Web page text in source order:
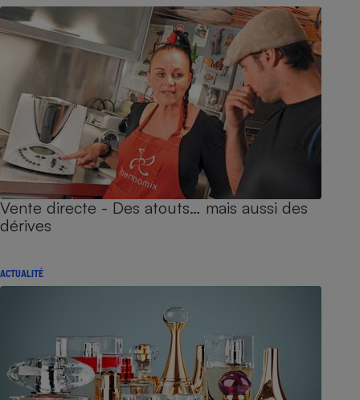
Vente directe - Des atouts… mais aussi des
dérives
ACTUALITÉ